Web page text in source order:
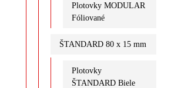
Plotovky MODULAR
Fóliované
ŠTANDARD 80 x 15 mm
Plotovky
ŠTANDARD Biele